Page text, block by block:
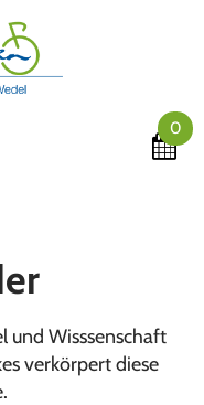
0
und Wisssenschaft
verkörpert diese